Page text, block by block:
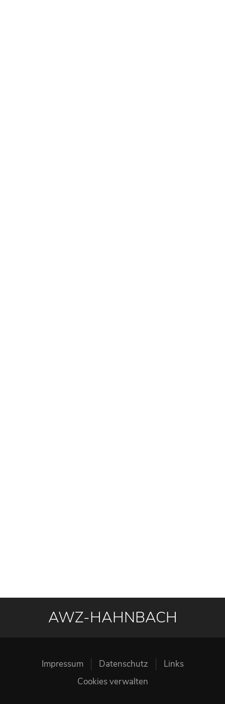
AWZ-HAHNBACH
Impressum Datenschutz
Links
Cookies verwalten